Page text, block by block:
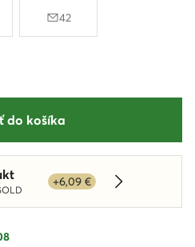
42
do košíka
+6,09 €
Dowiedz się